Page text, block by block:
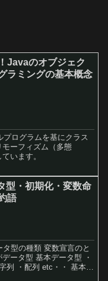
Javaのオブジェク
ラミングの基本概念
ログラムを基にクラス
ーフィズム（多態
います。
型・初期化・変数命
語
型の種類 変数宣言のと
ータ型 基本データ型 ・
列 ・配列 etc・・ 基本デ